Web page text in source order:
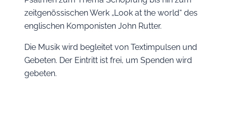
zeitgenössischen Werk „Look at the world“ des
englischen Komponisten John Rutter.
Die Musik wird begleitet von Textimpulsen und
Gebeten. Der Eintritt ist frei, um Spenden wird
gebeten.